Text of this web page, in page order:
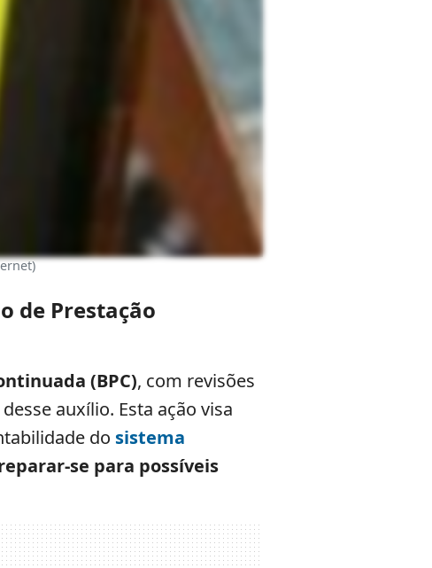
de Prestação
(BPC), com revisões
auxílio. Esta ação visa
do sistema
se para possíveis